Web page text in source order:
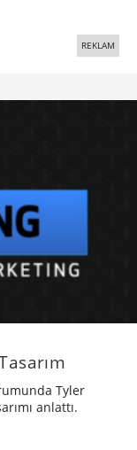
REKLAM
Tyler
anlattı.